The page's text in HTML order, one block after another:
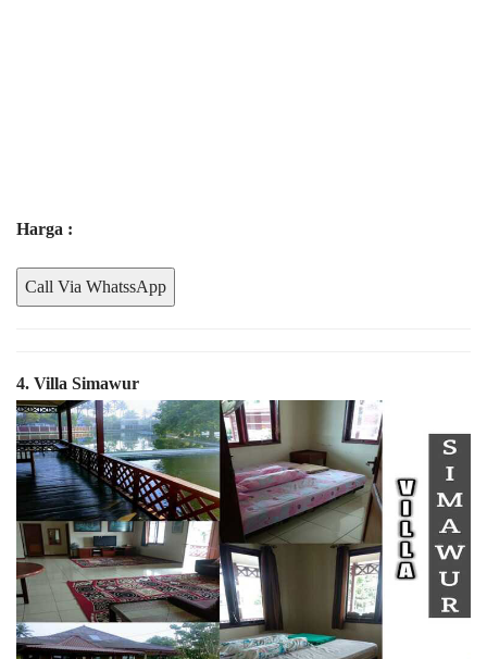
Harga :
Call Via WhatssApp
4. Villa Simawur